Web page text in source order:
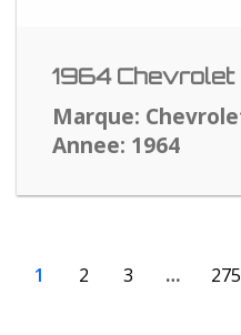
1964
Marque:
Annee: 1964
1 2 3 … 275